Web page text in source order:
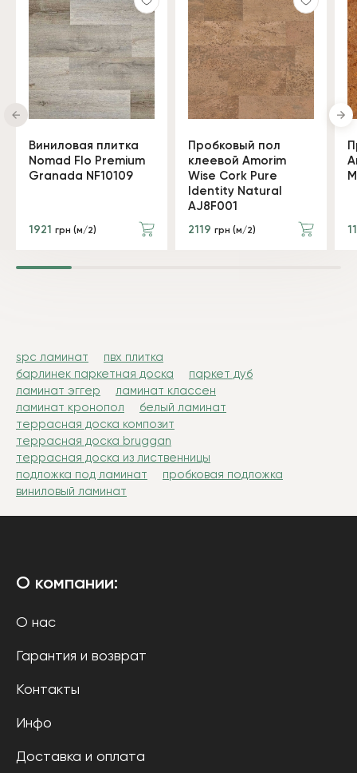
Виниловая плитка
Nomad Flo Premium
Granada NF10109
1921 грн (м/2)
Пробковый пол
клеевой Amorim
Wise Cork Pure
Identity Natural
AJ8F001
2119 грн (м/2)
spc ламинат
пвх плитка
барлинек паркетная доска
паркет дуб
ламинат эггер
ламинат классен
ламинат кронопол
белый ламинат
террасная доска композит
террасная доска bruggan
террасная доска из лиственницы
подложка под ламинат
пробковая подложка
виниловый ламинат
О компании:
О нас
Гарантия и возврат
Контакты
Инфо
Доставка и оплата